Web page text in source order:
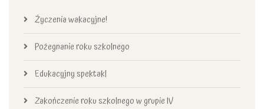
Życzenia wakacyjne!
Pożegnanie roku szkolnego
Edukacyjny spektakl
Zakończenie roku szkolnego w grupie IV